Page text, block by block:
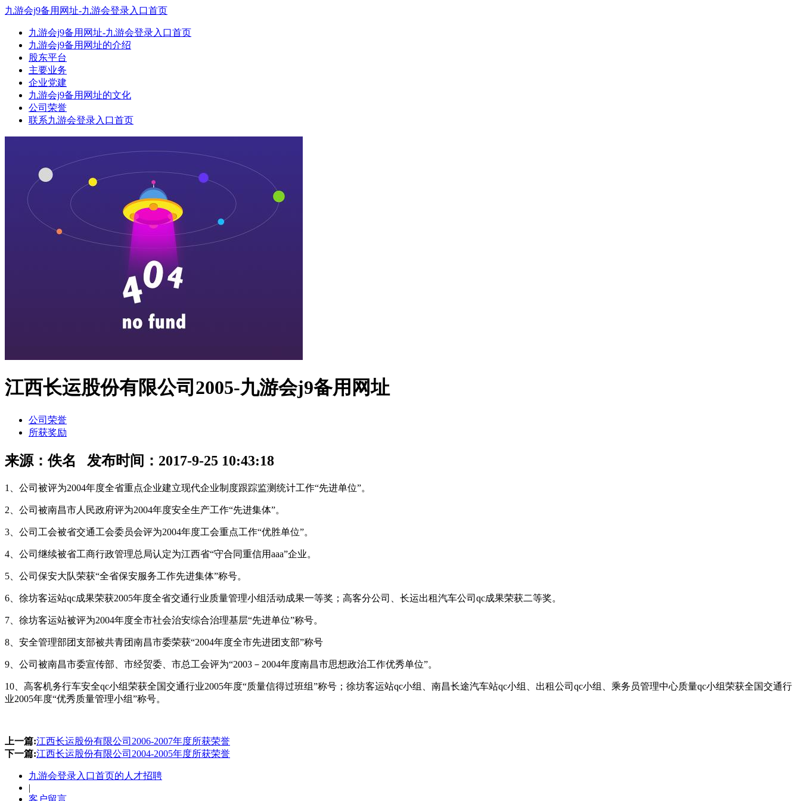
九游会j9备用网址-九游会登录入口首页
九游会j9备用网址-九游会登录入口首页
九游会j9备用网址的介绍
股东平台
主要业务
企业党建
九游会j9备用网址的文化
公司荣誉
联系九游会登录入口首页
江西长运股份有限公司2005-九游会j9备用网址
公司荣誉
所获奖励
来源：佚名 发布时间： 2017-9-25 10:43:18
1、公司被评为2004年度全省重点企业建立现代企业制度跟踪监测统计工作“先进单位”。
2、公司被南昌市人民政府评为2004年度安全生产工作“先进集体”。
3、公司工会被省交通工会委员会评为2004年度工会重点工作“优胜单位”。
4、公司继续被省工商行政管理总局认定为江西省“守合同重信用aaa”企业。
5、公司保安大队荣获“全省保安服务工作先进集体”称号。
6、徐坊客运站qc成果荣获2005年度全省交通行业质量管理小组活动成果一等奖；高客分公司、长运出租汽车公司qc成果荣获二等奖。
7、徐坊客运站被评为2004年度全市社会治安综合治理基层“先进单位”称号。
8、安全管理部团支部被共青团南昌市委荣获“2004年度全市先进团支部”称号
9、公司被南昌市委宣传部、市经贸委、市总工会评为“2003－2004年度南昌市思想政治工作优秀单位”。
10、高客机务行车安全qc小组荣获全国交通行业2005年度“质量信得过班组”称号；徐坊客运站qc小组、南昌长途汽车站qc小组、出租公司qc小组、乘务员管理中心质量qc小组荣获全国交通行
业2005年度“优秀质量管理小组”称号。
上一篇:江西长运股份有限公司2006-2007年度所获荣誉
下一篇:江西长运股份有限公司2004-2005年度所获荣誉
九游会登录入口首页的人才招聘
|
客户留言